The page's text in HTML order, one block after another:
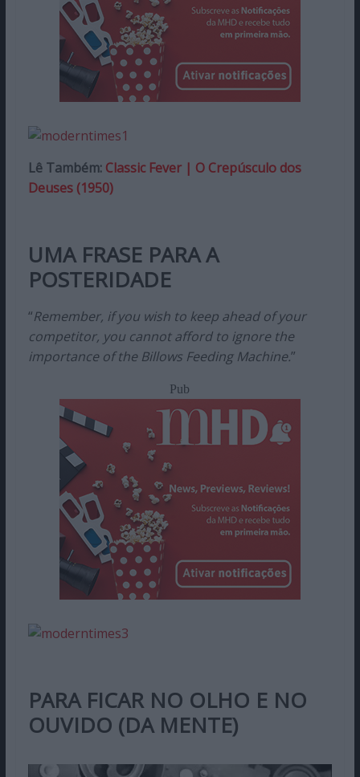
Lê Também: Classic Fever | O Crepúsculo dos
Deuses (1950)
UMA FRASE PARA A
POSTERIDADE
“Remember, if you wish to keep ahead of your
competitor, you cannot afford to ignore the
importance of the Billows Feeding Machine.”
Pub
PARA FICAR NO OLHO E NO
OUVIDO (DA MENTE)